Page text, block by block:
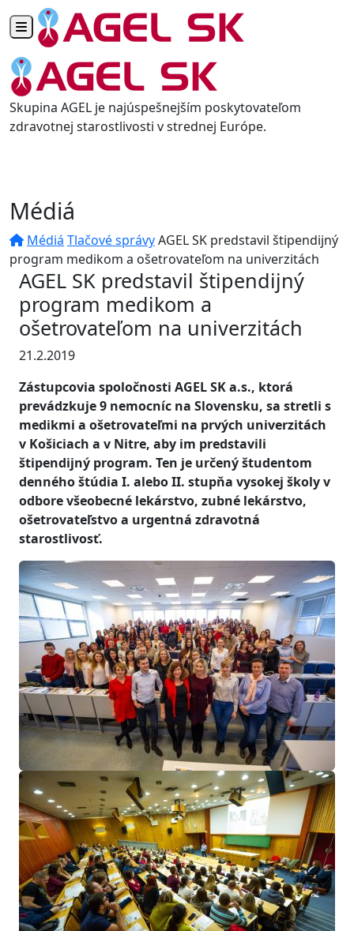
Toggle navigation
Skupina AGEL je najúspešnejším poskytovateľom
zdravotnej starostlivosti v strednej Európe.
Médiá
Médiá Tlačové správyAGEL SK predstavil štipendijný
program medikom a ošetrovateľom na univerzitách
AGEL SK predstavil štipendijný
program medikom a
ošetrovateľom na univerzitách
21.2.2019
Zástupcovia spoločnosti AGEL SK a.s., ktorá
prevádzkuje 9 nemocníc na Slovensku, sa stretli s
medikmi a ošetrovateľmi na prvých univerzitách
v Košiciach a v Nitre, aby im predstavili
štipendijný program. Ten je určený študentom
denného štúdia I. alebo II. stupňa vysokej školy v
odbore všeobecné lekárstvo, zubné lekárstvo,
ošetrovateľstvo a urgentná zdravotná
starostlivosť.